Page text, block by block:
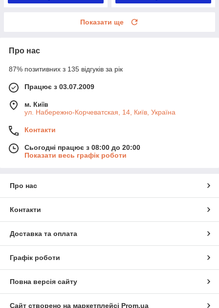
Показати ще
Про нас
87% позитивних з 135 відгуків за рік
Працює з 03.07.2009
м. Київ
ул. Набережно-Корчеватская, 14, Київ, Україна
Контакти
Сьогодні працює з 08:00 до 20:00
Показати весь графік роботи
Про нас
Контакти
Доставка та оплата
Графік роботи
Повна версія сайту
Сайт створено на маркетплейсі Prom.ua